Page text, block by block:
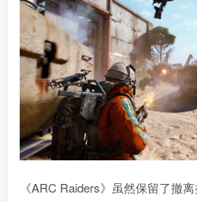
《ARC Raiders》虽然保留了撤